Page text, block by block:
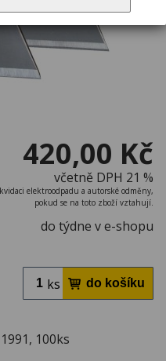
420,00 Kč
včetně DPH 21 %
elektroodpadu a autorské odměny,
pokud se na toto zboží vztahují.
do týdne v e-shopu
ks
100ks